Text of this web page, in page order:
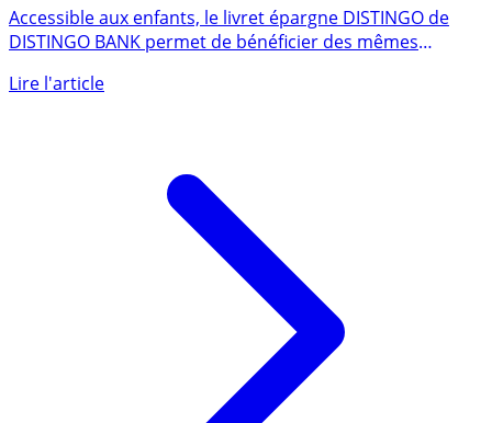
Livret DISTINGO
Accessible aux enfants, le livret épargne DISTINGO de
DISTINGO BANK permet de bénéficier des mêmes